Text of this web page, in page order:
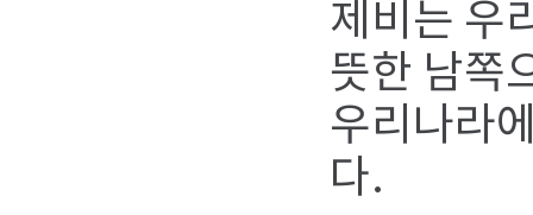
제비는 우
뜻한 남쪽
우리나라
다.